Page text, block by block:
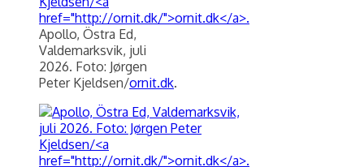
Apollo, Östra Ed,
Valdemarksvik, juli
2026. Foto: Jørgen
Peter Kjeldsen/ornit.dk.